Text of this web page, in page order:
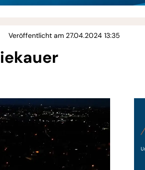
Veröffentlicht am 27.04.2024 13:35